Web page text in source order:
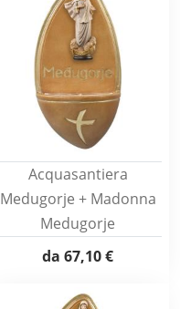
Acquasantiera
Medugorje + Madonna
Medugorje
da 67,10 €